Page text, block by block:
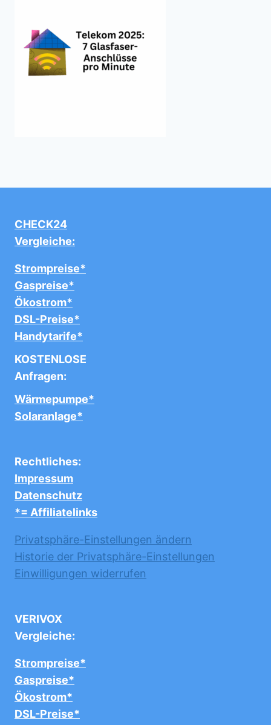
CHECK24
Vergleiche:
Strompreise*
Gaspreise*
Ökostrom*
DSL-Preise*
Handytarife*
KOSTENLOSE
Anfragen:
Wärmepumpe*
Solaranlage*
Rechtliches:
Impressum
Datenschutz
*= Affiliatelinks
Privatsphäre-Einstellungen ändern
Historie der Privatsphäre-Einstellungen
Einwilligungen widerrufen
VERIVOX
Vergleiche:
Strompreise*
Gaspreise*
Ökostrom*
DSL-Preise*